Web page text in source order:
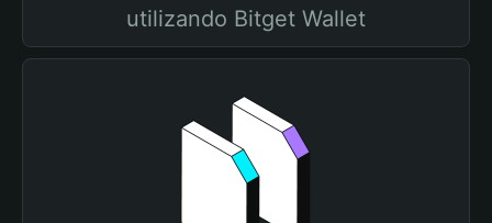
utilizando Bitget Wallet